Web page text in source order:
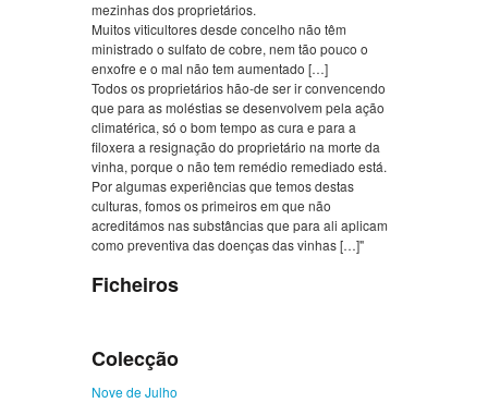
mezinhas dos proprietários.
Muitos viticultores desde concelho não têm
ministrado o sulfato de cobre, nem tão pouco o
enxofre e o mal não tem aumentado […]
Todos os proprietários hão-de ser ir convencendo
que para as moléstias se desenvolvem pela ação
climatérica, só o bom tempo as cura e para a
filoxera a resignação do proprietário na morte da
vinha, porque o não tem remédio remediado está.
Por algumas experiências que temos destas
culturas, fomos os primeiros em que não
acreditámos nas substâncias que para ali aplicam
como preventiva das doenças das vinhas […]"
Ficheiros
Colecção
Nove de Julho